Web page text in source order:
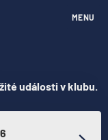
MENU
události v klubu.